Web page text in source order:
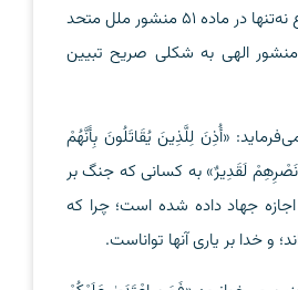
کرامت، حق ذاتی دفاع نه‌تنها در ماده 51 منشور ملل متحد
الهی به شکلی صریح تبیین
«أُذِنَ لِلَّذِينَ یُقَاتَلُونَ بِأَنَّهُمْ
نَصْرِهِمْ لَقَدِيرٌ» به کسانی که جنگ بر
اجازه جهاد داده شده است؛ چرا که
و خدا بر یاری آنها تواناست.